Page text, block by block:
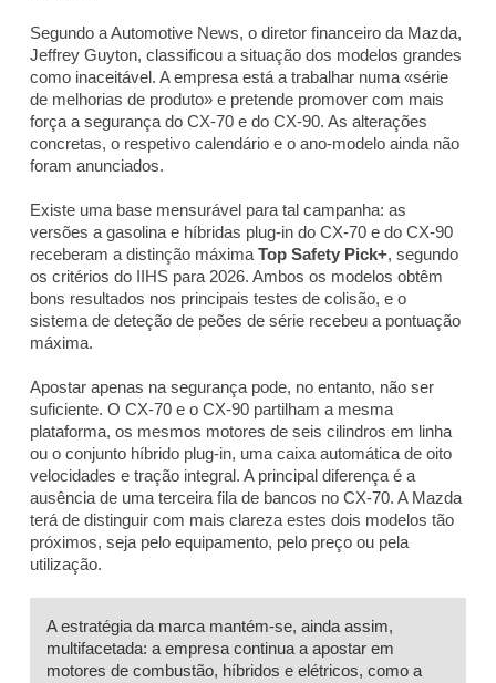
Segundo aAutomotive News, o diretor financeiro da Mazda,
Jeffrey Guyton, classificou a situação dos modelos grandes
como inaceitável. A empresa está a trabalhar numa «série
de melhorias de produto» e pretende promover com mais
força a segurança do CX-70 e do CX-90. As alterações
concretas, o respetivo calendário e o ano-modelo ainda não
foram anunciados.
Existe uma base mensurável para tal campanha: as
versões a gasolina e híbridas plug-in do CX-70 e do CX-90
receberam a distinção máxima Top Safety Pick+, segundo
os critérios do IIHS para 2026. Ambos os modelos obtêm
bons resultados nos principais testes de colisão, e o
sistema de deteção de peões de série recebeu a pontuação
máxima.
Apostar apenas na segurança pode, no entanto, não ser
suficiente. O CX-70 e o CX-90 partilham a mesma
plataforma, os mesmos motores de seis cilindros em linha
ou o conjunto híbrido plug-in, uma caixa automática de oito
velocidades e tração integral. A principal diferença é a
ausência de uma terceira fila de bancos no CX-70. A Mazda
terá de distinguir com mais clareza estes dois modelos tão
próximos, seja pelo equipamento, pelo preço ou pela
utilização.
A estratégia da marca mantém-se, ainda assim,
multifacetada: a empresa continua a apostar em
motores de combustão, híbridos e elétricos, como a